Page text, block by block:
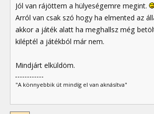
Jól van rájöttem a hülyeségemre megint.
Arról van csak szó hogy ha elmented az
akkor a játék alatt ha meghallsz még
kiléptél a játékból már nem.
Mindjárt elküldöm.
"A könnyebbik út mindíg el van aknásítva"